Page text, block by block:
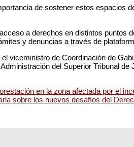
de sostener estos espacios
a derechos en distintos
y denuncias a través de
viceministro de Coordinación de
del Superior Tribunal
en la zona afectada por el
sobre los nuevos desafíos del